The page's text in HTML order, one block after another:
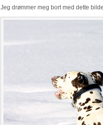
Jeg drømmer meg bort med dette